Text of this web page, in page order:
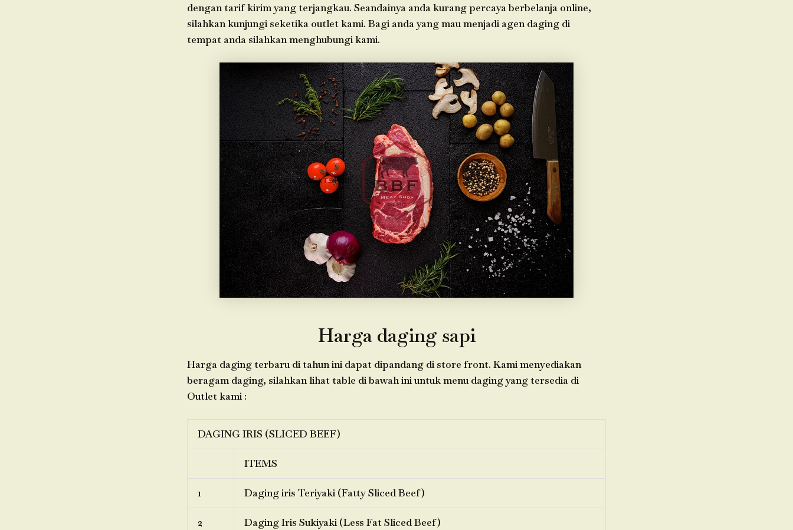
dengan tarif kirim yang terjangkau. Seandainya anda kurang percaya berbelanja online,
silahkan kunjungi seketika outlet kami. Bagi anda yang mau menjadi agen daging di
tempat anda silahkan menghubungi kami.
Harga daging sapi
Harga daging terbaru di tahun ini dapat dipandang di store front. Kami menyediakan
beragam daging, silahkan lihat table di bawah ini untuk menu daging yang tersedia di
Outlet kami :
DAGING IRIS (SLICED BEEF)
ITEMS
1 Daging iris Teriyaki (Fatty Sliced Beef)
2 Daging Iris Sukiyaki (Less Fat Sliced Beef)